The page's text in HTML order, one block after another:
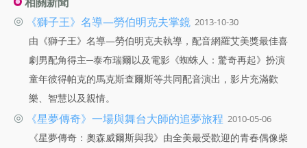
◎
《獅子王》名導—勞伯明克夫掌鏡 2013-10-30
由《獅子王》名導—勞伯明克夫執導，配音網羅艾美獎最佳喜
劇男配角得主─泰布瑞爾以及電影《蜘蛛人：驚奇再起》扮演
童年彼得帕克的馬克斯查爾斯等共同配音演出，影片充滿歡
樂、智慧以及親情。
◎ 《星夢傳奇》一場與舞台大師的追夢旅程 2010-05-06
《星夢傳奇：奧森威爾斯與我》由全美最受歡迎的青春偶像柴